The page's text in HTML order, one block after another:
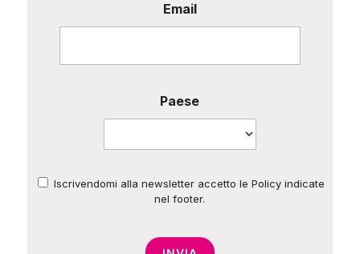
Email
Paese
*
Iscrivendomi alla newsletter accetto le Policy indicate
nel footer.